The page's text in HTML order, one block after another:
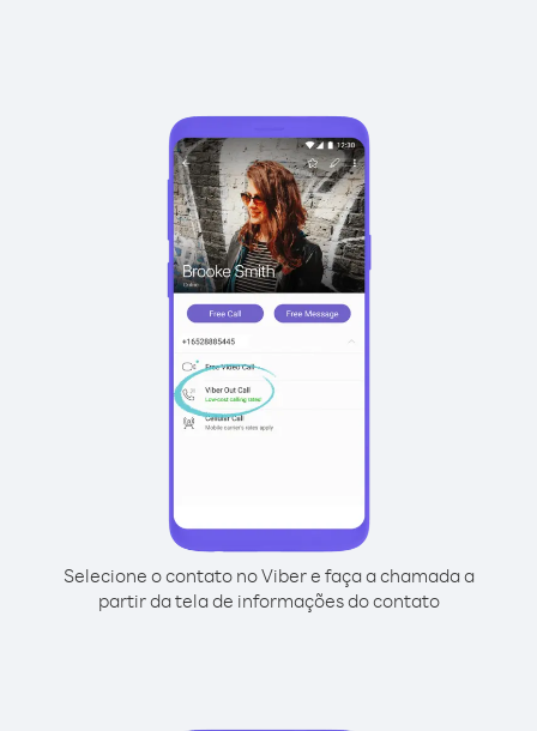
Selecione o contato no Viber e faça a chamada a
partir da tela de informações do contato